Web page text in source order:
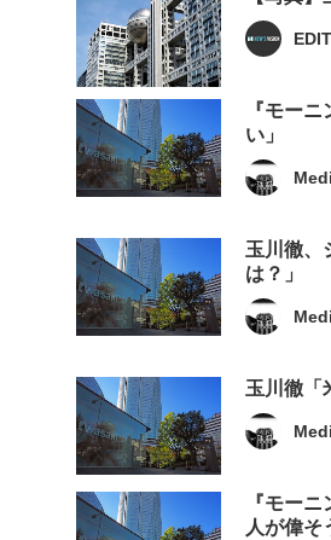
『モー
い」
玉川徹、
は？」
玉川徹「
『モー
人が偉そ